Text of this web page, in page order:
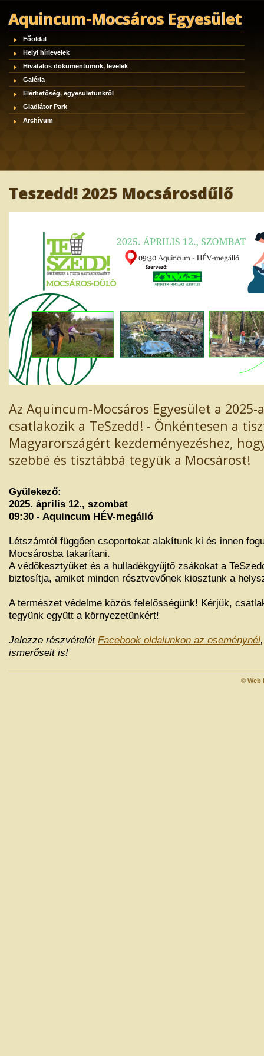
Aquincum-Mocsáros Egyesület
Főoldal
Helyi hírlevelek
Hivatalos dokumentumok, levelek
Galéria
Elérhetőség, egyesületünkről
Gladiátor Park
Archívum
Teszedd! 2025 Mocsárosdűlő
Az Aquincum-Mocsáros Egyesület a 2025-
csatlakozik a TeSzedd! - Önkéntesen a
Magyarországért kezdeményezéshez,
szebbé és tisztábbá tegyük a Mocsárost!
Gyülekező:
2025. április 12., szombat
09:30 - Aquincum HÉV-megálló
Létszámtól függően csoportokat alakítunk ki és innen
Mocsárosba takarítani.
A védőkesztyűket és a hulladékgyűjtő zsákokat a
biztosítja, amiket minden résztvevőnek kiosztunk a
A természet védelme közös felelősségünk! Kérjük,
tegyünk együtt a környezetünkért!
Jelezze részvételét Facebook oldalunkon az eseménynél
ismerőseit is!
©Web